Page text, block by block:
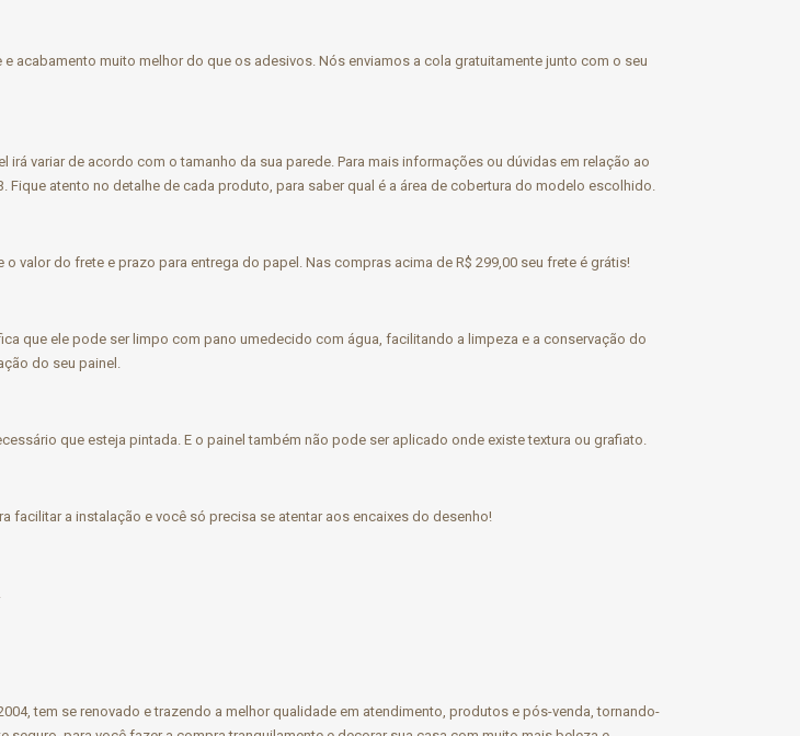
acabamento muito melhor do que os adesivos. Nós enviamos a cola gratuitamente junto com o seu
variar de acordo com o tamanho da sua parede. Para mais informações ou dúvidas em relação ao
atento no detalhe de cada produto, para saber qual é a área de cobertura do modelo escolhido.
valor do frete e prazo para entrega do papel. Nas compras acima de R$ 299,00 seu frete é grátis!
que ele pode ser limpo com pano umedecido com água, facilitando a limpeza e a conservação do
do seu painel.
que esteja pintada. E o painel também não pode ser aplicado onde existe textura ou grafiato.
facilitar a instalação e você só precisa se atentar aos encaixes do desenho!
tem se renovado e trazendo a melhor qualidade em atendimento, produtos e pós-venda, tornando-